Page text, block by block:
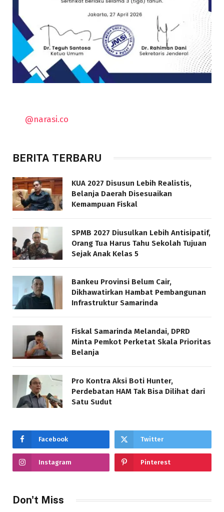
@narasi.co
BERITA TERBARU
KUA 2027 Disusun Lebih Realistis,
Belanja Daerah Disesuaikan
Kemampuan Fiskal
SPMB 2027 Diusulkan Lebih Antisipatif,
Orang Tua Harus Tahu Sekolah Tujuan
Sejak Anak Kelas 5
Bankeu Provinsi Belum Cair,
Dikhawatirkan Hambat Pembangunan
Infrastruktur Samarinda
Fiskal Samarinda Melandai, DPRD
Minta Pemkot Perketat Skala Prioritas
Belanja
Pro Kontra Aksi Boti Hunter,
Perdebatan HAM Tak Bisa Dilihat dari
Satu Sudut
Facebook Twitter
Instagram Pinterest
Don't Miss